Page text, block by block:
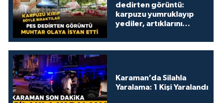
dedirten görüntü:
karpuzu yumruklayıp
yediler, artıklarını
Karaman’da Silahla
Yaralama: 1 Kişi Yaralandı